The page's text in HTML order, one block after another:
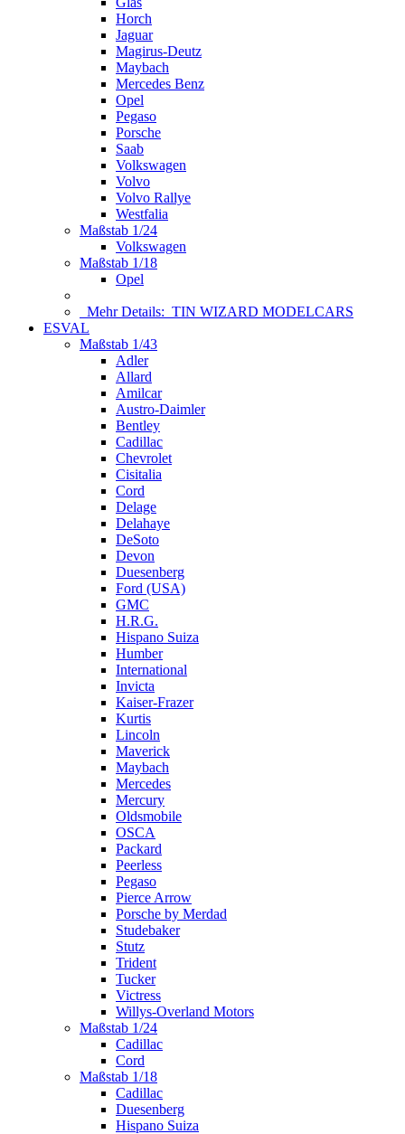
Horch
Jaguar
Magirus-Deutz
Maybach
Mercedes Benz
Opel
Pegaso
Porsche
Saab
Volkswagen
Volvo
Volvo Rallye
Westfalia
Maßstab 1/24
Volkswagen
Maßstab 1/18
Opel
Mehr Details: TIN WIZARD MODELCARS
ESVAL
Maßstab 1/43
Adler
Allard
Amilcar
Austro-Daimler
Bentley
Cadillac
Chevrolet
Cisitalia
Cord
Delage
Delahaye
DeSoto
Devon
Duesenberg
Ford (USA)
GMC
H.R.G.
Hispano Suiza
Humber
International
Invicta
Kaiser-Frazer
Kurtis
Lincoln
Maverick
Maybach
Mercedes
Mercury
Oldsmobile
OSCA
Packard
Peerless
Pegaso
Pierce Arrow
Porsche by Merdad
Studebaker
Stutz
Trident
Tucker
Victress
Willys-Overland Motors
Maßstab 1/24
Cadillac
Cord
Maßstab 1/18
Cadillac
Duesenberg
Hispano Suiza